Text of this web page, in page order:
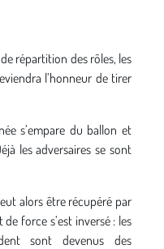
répartition des rôles, les
l’honneur de tirer
s’empare du ballon et
les adversaires se sont
alors être récupéré par
force s’est inversé : les
sont devenus des